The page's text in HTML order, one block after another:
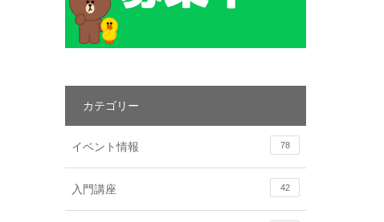
カテゴリー
イベント情報 78
入門講座 42